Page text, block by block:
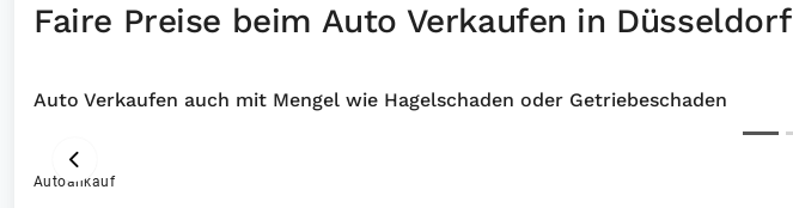
Faire Preise beim Auto Verkaufen in Düsseldorf
Auto Verkaufen auch mit Mengel wie Hagelschaden oder Getriebeschaden
Autoankauf
ZURÜCK